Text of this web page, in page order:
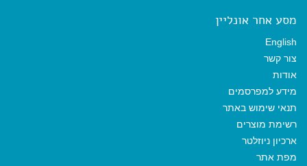
מסע אחר אונליין
English
צור קשר
אודות
מידע למפרסמים
תנאי שימוש באתר
רשימת מוצרים
ארכיון ניוזלטר
מפת אתר